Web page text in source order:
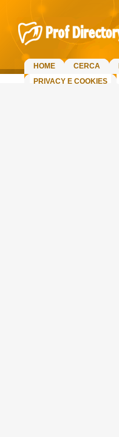
HOME CERCA
PRIVACY E COOKIES